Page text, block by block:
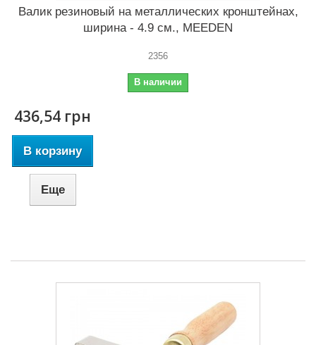
Валик резиновый на металлических кронштейнах,
ширина - 4.9 см., MEEDEN
2356
В наличии
436,54 грн
В корзину
Еще